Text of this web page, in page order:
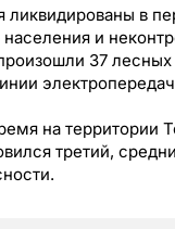
ликвидированы в
населения и
37
на территории
третий,